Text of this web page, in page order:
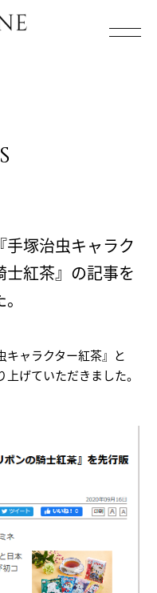
塚治虫キャラク
紅茶』の記事を
キャラクター紅茶』と
げていただきました。